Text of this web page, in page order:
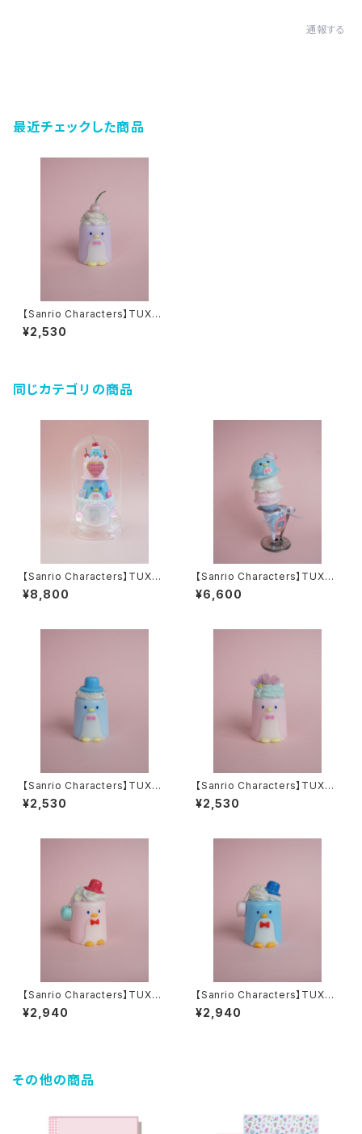
通報する
最近チェックした商品
【Sanrio Characters】TUXED
OSAM D-CUT Candle（PUR
PLE）
¥2,530
同じカテゴリの商品
【Sanrio Characters】TUXED
OSAM Dome Candle
¥8,800
【Sanrio Characters】TUXED
OSAM Ica Candle
¥6,600
【Sanrio Characters】TUXED
OSAM D-CUT Candle（BLU
E）
¥2,530
【Sanrio Characters】TUXED
OSAM D-CUT Candle（PIN
K）
¥2,530
【Sanrio Characters】TUXED
OSAM Candle（PINK）
¥2,940
【Sanrio Characters】TUXED
OSAM Candle（BLUE）
¥2,940
その他の商品